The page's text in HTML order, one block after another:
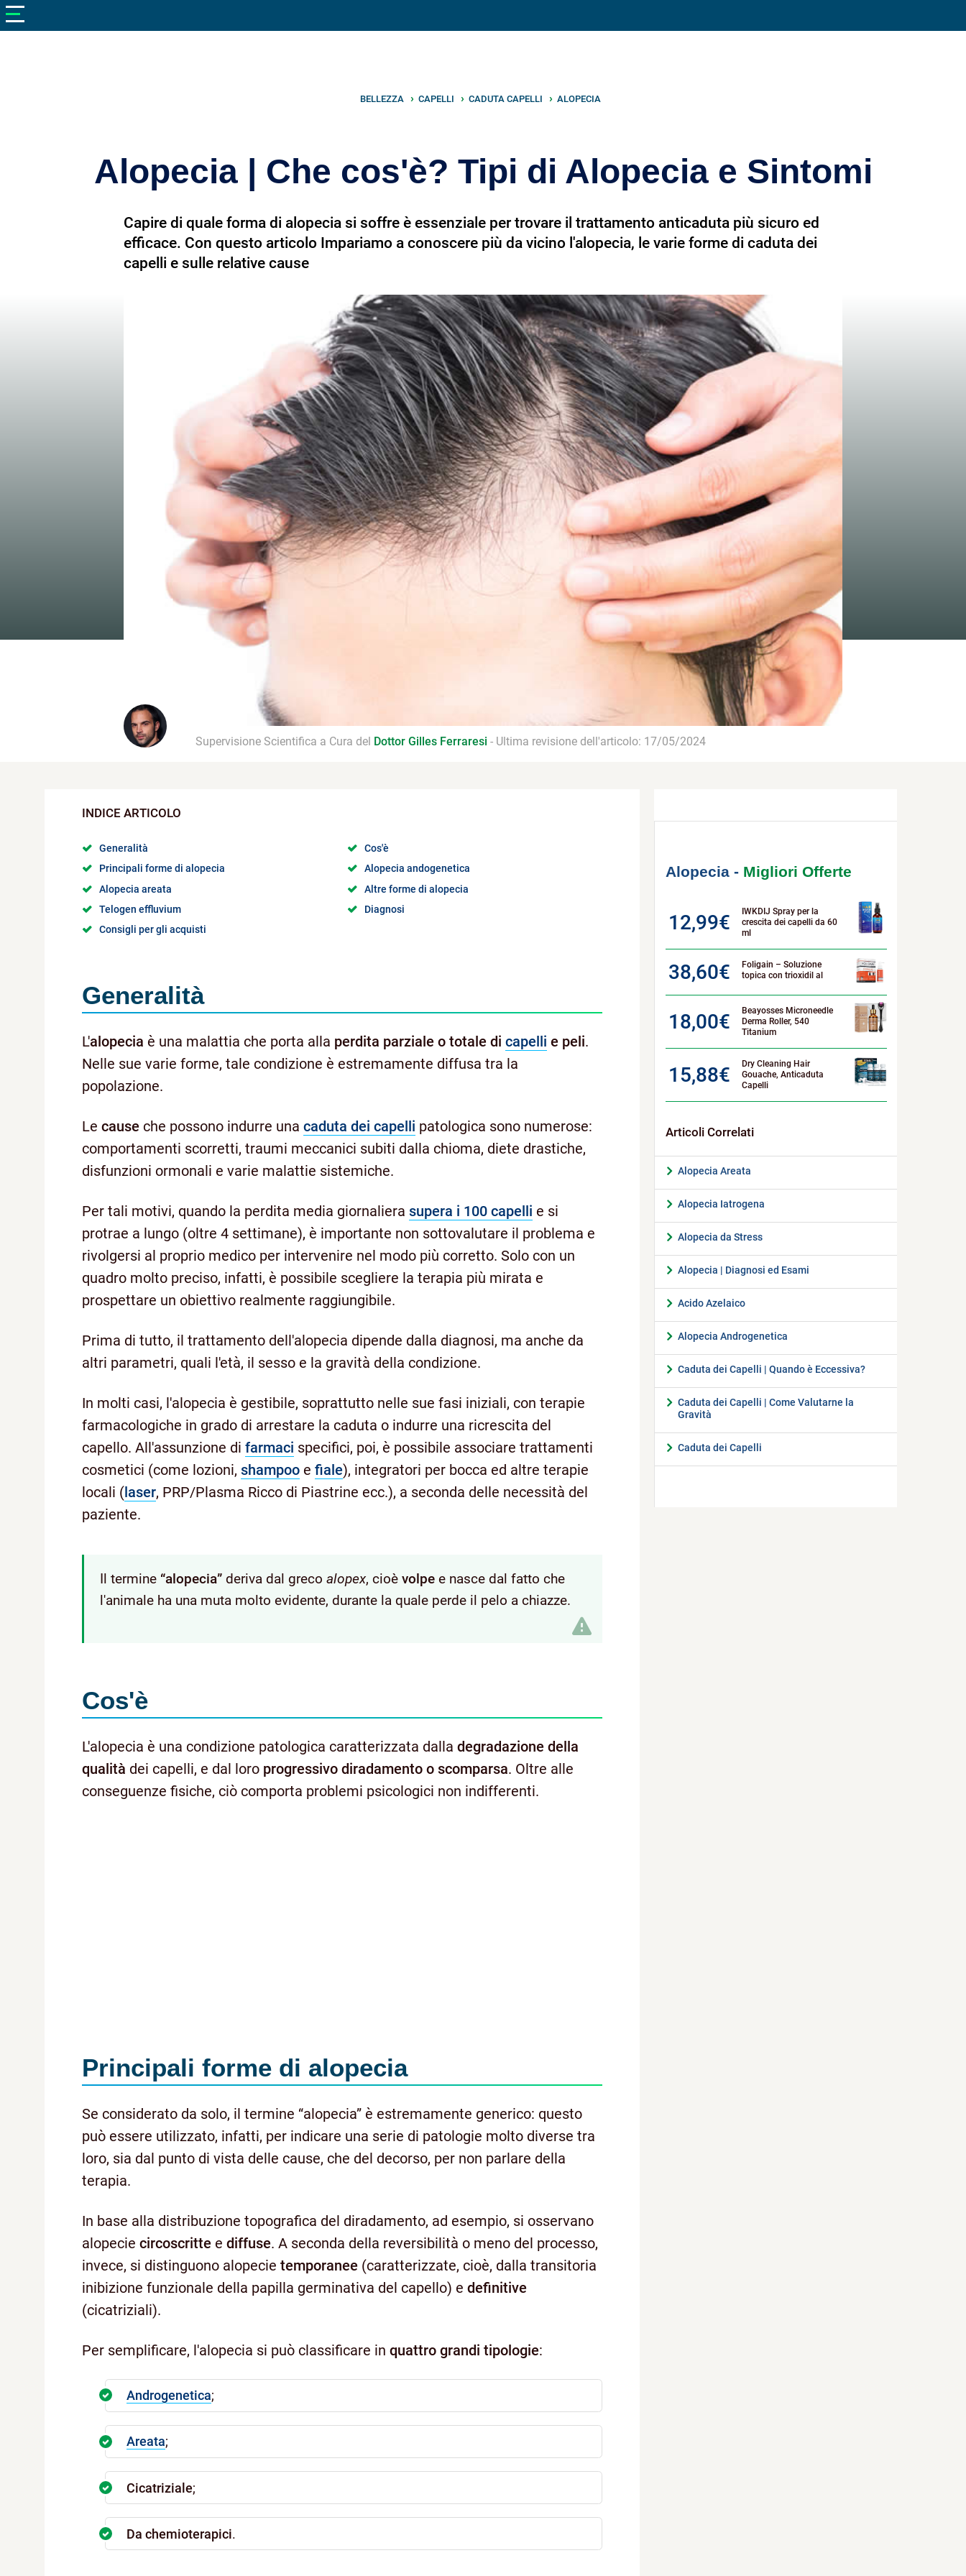
BELLEZZA CAPELLI CADUTA CAPELLI ALOPECIA
Alopecia | Che cos'è? Tipi di Alopecia e Sintomi
Capire di quale forma di alopecia si soffre è essenziale per trovare il trattamento anticaduta più sicuro ed
efficace. Con questo articolo Impariamo a conoscere più da vicino l'alopecia, le varie forme di caduta dei
capelli e sulle relative cause
Supervisione Scientifica a Cura del Dottor Gilles Ferraresi - Ultima revisione dell'articolo: 17/05/2024
Generalità
Cos'è
Principali forme di alopecia
Alopecia andogenetica
Alopecia areata
Altre forme di alopecia
Telogen effluvium
Diagnosi
Consigli per gli acquisti
Generalità
L'alopecia è una malattia che porta alla perdita parziale o totale di capelli e peli.
Nelle sue varie forme, tale condizione è estremamente diffusa tra la
popolazione.
Le cause che possono indurre una caduta dei capelli patologica sono numerose:
comportamenti scorretti, traumi meccanici subiti dalla chioma, diete drastiche,
disfunzioni ormonali e varie malattie sistemiche.
Per tali motivi, quando la perdita media giornaliera supera i 100 capelli e si
protrae a lungo (oltre 4 settimane), è importante non sottovalutare il problema e
rivolgersi al proprio medico per intervenire nel modo più corretto. Solo con un
quadro molto preciso, infatti, è possibile scegliere la terapia più mirata e
prospettare un obiettivo realmente raggiungibile.
Prima di tutto, il trattamento dell'alopecia dipende dalla diagnosi, ma anche da
altri parametri, quali l'età, il sesso e la gravità della condizione.
In molti casi, l'alopecia è gestibile, soprattutto nelle sue fasi iniziali, con terapie
farmacologiche in grado di arrestare la caduta o indurre una ricrescita del
capello. All'assunzione di farmaci specifici, poi, è possibile associare trattamenti
cosmetici (come lozioni, shampoo e fiale), integratori per bocca ed altre terapie
locali (laser, PRP/Plasma Ricco di Piastrine ecc.), a seconda delle necessità del
paziente.
Il termine “alopecia”deriva dal greco alopex, cioè volpee nasce dal fatto che
l'animale ha una muta molto evidente, durante la quale perde il pelo a chiazze.
Cos'è
L'alopecia è una condizione patologica caratterizzata dalla degradazione della
qualità dei capelli, e dal loro progressivo diradamento o scomparsa. Oltre alle
conseguenze fisiche, ciò comporta problemi psicologici non indifferenti.
Principali forme di alopecia
Se considerato da solo, il termine “alopecia” è estremamente generico: questo
può essere utilizzato, infatti, per indicare una serie di patologie molto diverse tra
loro, sia dal punto di vista delle cause, che del decorso, per non parlare della
terapia.
In base alla distribuzione topografica del diradamento, ad esempio, si osservano
alopecie circoscritte e diffuse. A seconda della reversibilità o meno del processo,
invece, si distinguono alopecie temporanee (caratterizzate, cioè, dalla transitoria
inibizione funzionale della papilla germinativa del capello) e definitive
(cicatriziali).
Per semplificare, l'alopecia si può classificare in quattro grandi tipologie:
Androgenetica;
Areata;
Cicatriziale;
Da chemioterapici.
Alopecia - Migliori Offerte
12,99€
IWKDIJ Spray per la
crescita dei capelli da 60
ml
38,60€
Foligain – Soluzione
topica con trioxidil al
18,00€
Beayosses Microneedle
Derma Roller, 540
Titanium
15,88€
Dry Cleaning Hair
Gouache, Anticaduta
Capelli
Alopecia Areata
Alopecia Iatrogena
Alopecia da Stress
Alopecia | Diagnosi ed Esami
Acido Azelaico
Alopecia Androgenetica
Caduta dei Capelli | Quando è Eccessiva?
Caduta dei Capelli | Come Valutarne la
Gravità
Caduta dei Capelli
V netonutrizione